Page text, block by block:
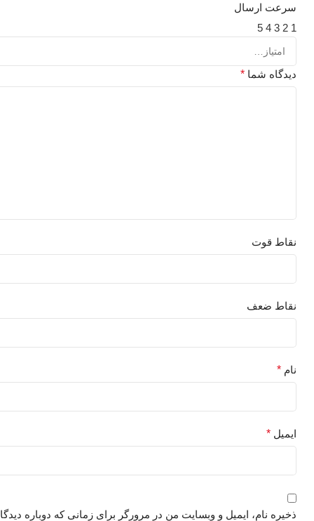
سرعت ارسال
1
2
3
4
5
دیدگاه شما *
نقاط قوت
نقاط ضعف
نام *
ایمیل *
ذخیره نام، ایمیل و وبسایت من در مرورگر برای زمانی که دوباره